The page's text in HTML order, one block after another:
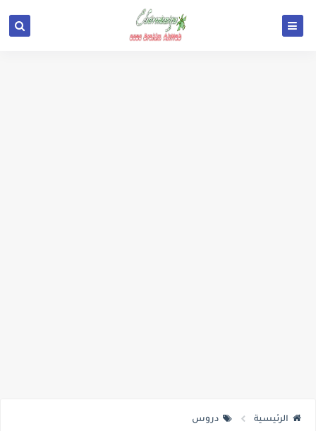
الرئيسية دروس